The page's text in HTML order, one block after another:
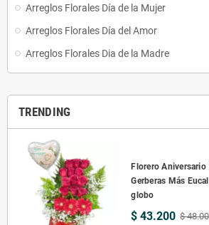
Arreglos Florales Día de la Mujer
Arreglos Florales Día del Amor
Arreglos Florales Dia de la Madre
TRENDING
Florero Aniversario
Gerberas Más
globo
$ 43.200 $